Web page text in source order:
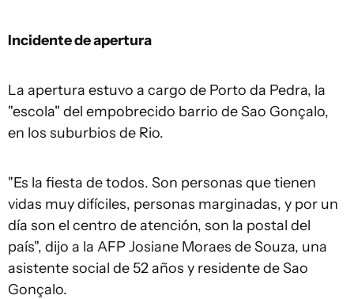
Incidente de apertura
La apertura estuvo a cargo de Porto da Pedra, la
"escola" del empobrecido barrio de Sao Gonçalo,
en los suburbios de Rio.
"Es la fiesta de todos. Son personas que tienen
vidas muy difíciles, personas marginadas, y por un
día son el centro de atención, son la postal del
país", dijo a la AFP Josiane Moraes de Souza, una
asistente social de 52 años y residente de Sao
Gonçalo.